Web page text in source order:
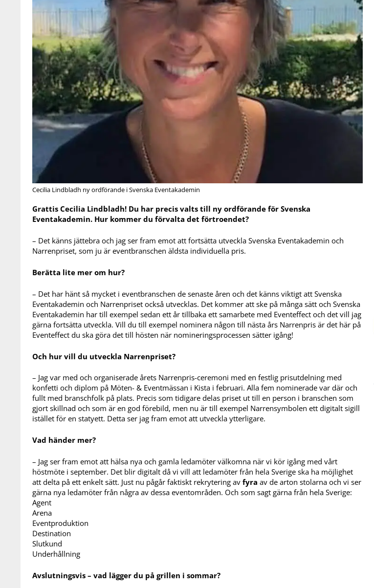
Cecilia Lindbladh ny ordförande i Svenska Eventakademin
Grattis Cecilia Lindbladh! Du har precis valts till ny ordförande för Svenska
Eventakademin. Hur kommer du förvalta det förtroendet?
– Det känns jättebra och jag ser fram emot att fortsätta utveckla Svenska Eventakademin och
Narrenpriset, som ju är eventbranschen äldsta individuella pris.
Berätta lite mer om hur?
– Det har hänt så mycket i eventbranschen de senaste åren och det känns viktigt att Svenska
Eventakademin och Narrenpriset också utvecklas. Det kommer att ske på många sätt och Svenska
Eventakademin har till exempel sedan ett år tillbaka ett samarbete med Eventeffect och det vill jag
gärna fortsätta utveckla. Vill du till exempel nominera någon till nästa års Narrenpris är det här på
Eventeffect du ska göra det till hösten när nomineringsprocessen sätter igång!
Och hur vill du utveckla Narrenpriset?
– Jag var med och organiserade årets Narrenpris-ceremoni med en festlig prisutdelning med
konfetti och diplom på Möten- & Eventmässan i Kista i februari. Alla fem nominerade var där och
fullt med branschfolk på plats. Precis som tidigare delas priset ut till en person i branschen som
gjort skillnad och som är en god förebild, men nu är till exempel Narrensymbolen ett digitalt sigill
istället för en statyett. Detta ser jag fram emot att utveckla ytterligare.
Vad händer mer?
– Jag ser fram emot att hälsa nya och gamla ledamöter välkomna när vi kör igång med vårt
höstmöte i september. Det blir digitalt då vi vill att ledamöter från hela Sverige ska ha möjlighet
att delta på ett enkelt sätt. Just nu pågår faktiskt rekrytering av fyra av de arton stolarna och vi ser
gärna nya ledamöter från några av dessa eventområden. Och som sagt gärna från hela Sverige:
Agent
Arena
Eventproduktion
Destination
Slutkund
Underhållning
Avslutningsvis – vad lägger du på grillen i sommar?